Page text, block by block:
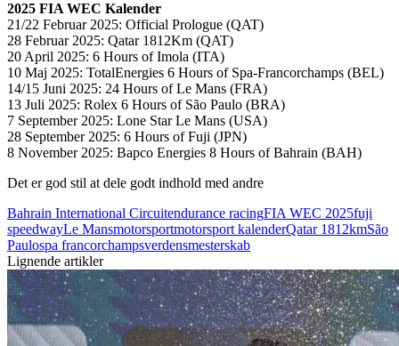
2025 FIA WEC Kalender
21/22 Februar 2025: Official Prologue (QAT)
28 Februar 2025: Qatar 1812Km (QAT)
20 April 2025: 6 Hours of Imola (ITA)
10 Maj 2025: TotalEnergies 6 Hours of Spa-Francorchamps (BEL)
14/15 Juni 2025: 24 Hours of Le Mans (FRA)
13 Juli 2025: Rolex 6 Hours of São Paulo (BRA)
7 September 2025: Lone Star Le Mans (USA)
28 September 2025: 6 Hours of Fuji (JPN)
8 November 2025: Bapco Energies 8 Hours of Bahrain (BAH)
Det er god stil at dele godt indhold med andre
Bahrain International Circuitendurance racingFIA WEC 2025fuji
speedwayLe Mansmotorsportmotorsport kalenderQatar 1812kmSão
Paulospa francorchampsverdensmesterskab
Lignende artikler